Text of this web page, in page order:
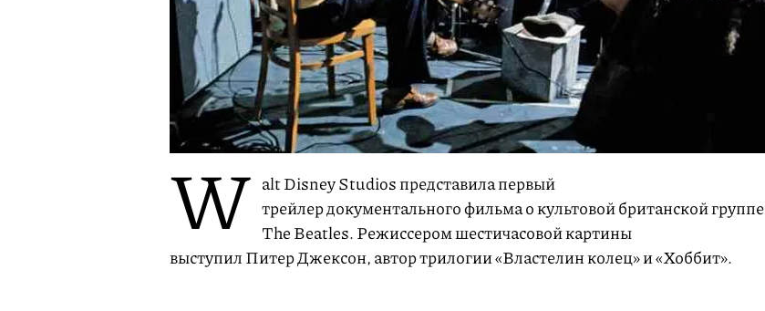
W alt Disney Studios представила первый
трейлер документального фильма о культовой британской группе
The Beatles. Режиссером шестичасовой картины
выступил Питер Джексон, автор трилогии «Властелин колец» и «Хоббит».